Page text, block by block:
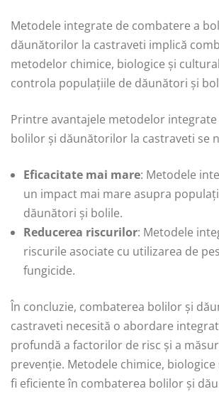
Metodele integrate de combatere a
dăunătorilor la castraveti implică
metodelor chimice, biologice și
controla populațiile de dăunători și
Printre avantajele metodelor
bolilor și dăunătorilor la castraveti se
Eficacitate mai mare: Metodele
un impact mai mare asupra
dăunători și bolile.
Reducerea riscurilor: Metodele
riscurile asociate cu utilizarea de
fungicide.
În concluzie, combaterea bolilor și
castraveti necesită o abordare
profundă a factorilor de risc și a
prevenție. Metodele chimice,
fi eficiente în combaterea bolilor și